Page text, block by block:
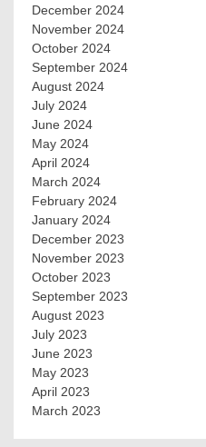
December 2024
November 2024
October 2024
September 2024
August 2024
July 2024
June 2024
May 2024
April 2024
March 2024
February 2024
January 2024
December 2023
November 2023
October 2023
September 2023
August 2023
July 2023
June 2023
May 2023
April 2023
March 2023